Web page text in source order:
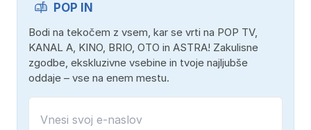
POP IN
Bodi na tekočem z vsem, kar se vrti na POP TV,
KANAL A, KINO, BRIO, OTO in ASTRA! Zakulisne
zgodbe, ekskluzivne vsebine in tvoje najljubše
oddaje – vse na enem mestu.